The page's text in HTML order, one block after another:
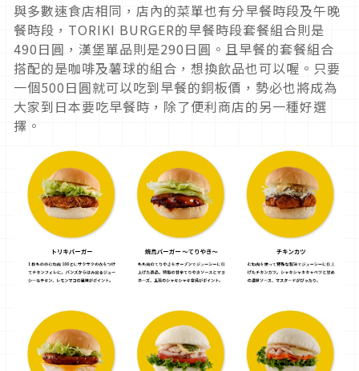
與多數速食店相同，店內的菜單也有分早餐時段及午晚
餐時段，TORIKI BURGER的早餐時段套餐組合則是
490日圓，漢堡單品則是290日圓。且早餐的套餐組合
搭配的是咖啡及薯球的組合，想換飲品也可以喔。只要
一個500日圓就可以吃到早餐的銅板價，勢必也將成為
大家到日本要吃早餐時，除了便利商店的另一種好選
擇。